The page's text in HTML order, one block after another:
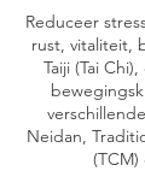
Reduceer
rust, vitaliteit,
Taiji (Tai
Neidan,
(TCM)